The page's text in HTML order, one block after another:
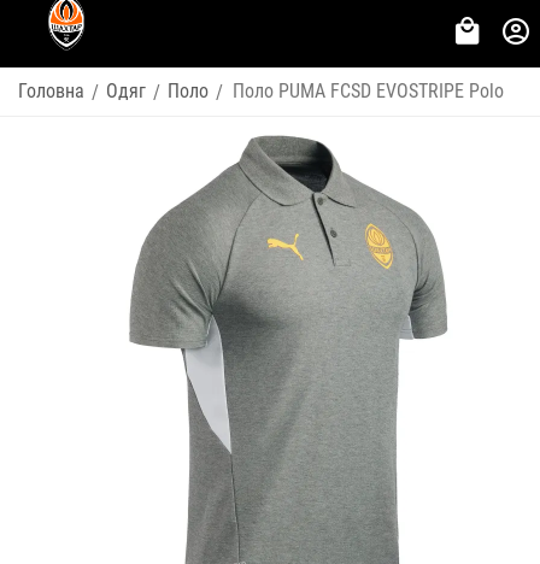
Головна / Одяг / Поло / Поло PUMA FCSD EVOSTRIPE Polo